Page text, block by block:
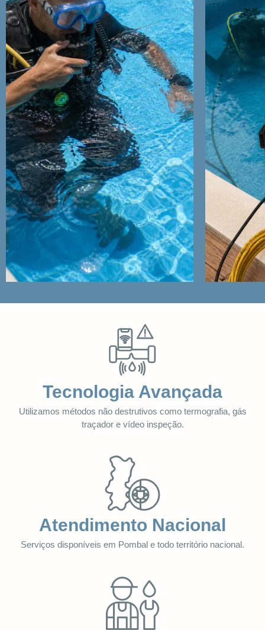
Tecnologia Avançada
Utilizamos métodos não destrutivos como termografia, gás
traçador e vídeo inspeção.
Atendimento Nacional
Serviços disponíveis em Pombal e todo território nacional.